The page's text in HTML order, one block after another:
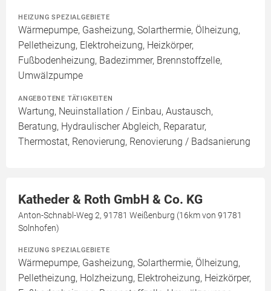
HEIZUNG SPEZIALGEBIETE
Wärmepumpe, Gasheizung, Solarthermie, Ölheizung,
Pelletheizung, Elektroheizung, Heizkörper,
Fußbodenheizung, Badezimmer, Brennstoffzelle,
Umwälzpumpe
ANGEBOTENE TÄTIGKEITEN
Wartung, Neuinstallation / Einbau, Austausch,
Beratung, Hydraulischer Abgleich, Reparatur,
Thermostat, Renovierung, Renovierung / Badsanierung
Katheder & Roth GmbH & Co. KG
Anton-Schnabl-Weg 2, 91781 Weißenburg (16km von 91781
Solnhofen)
HEIZUNG SPEZIALGEBIETE
Wärmepumpe, Gasheizung, Solarthermie, Ölheizung,
Pelletheizung, Holzheizung, Elektroheizung, Heizkörper,